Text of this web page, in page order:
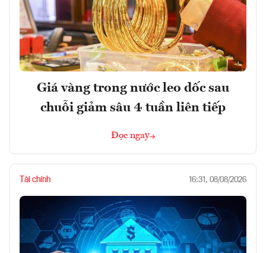
Giá vàng trong nước leo dốc sau
chuỗi giảm sâu 4 tuần liên tiếp
Đọc ngay
Tài chính 16:31, 08/08/2026